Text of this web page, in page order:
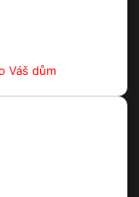
Váš dům